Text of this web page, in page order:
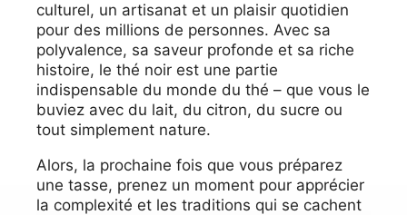
culturel, un artisanat et un plaisir quotidien
pour des millions de personnes. Avec sa
polyvalence, sa saveur profonde et sa riche
histoire, le thé noir est une partie
indispensable du monde du thé – que vous le
buviez avec du lait, du citron, du sucre ou
tout simplement nature.
Alors, la prochaine fois que vous préparez
une tasse, prenez un moment pour apprécier
la complexité et les traditions qui se cachent